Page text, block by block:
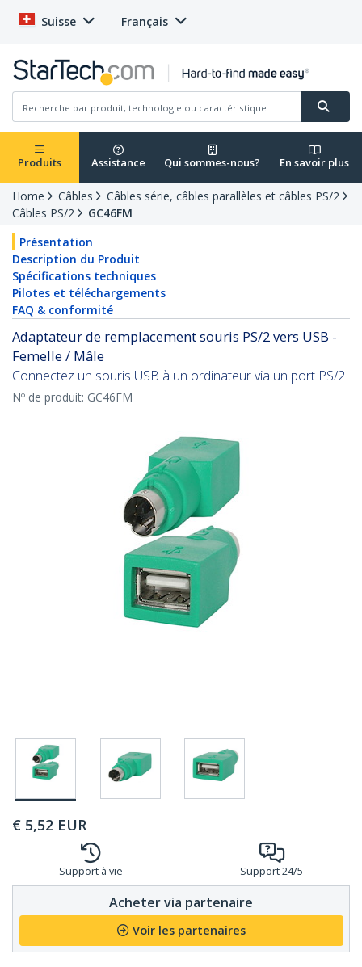
Suisse Français
Produits Assistance Qui sommes-nous? En savoir plus
Home Câbles
Câbles série, câbles parallèles et câbles PS/2
Câbles PS/2
GC46FM
Présentation
Description du Produit
Spécifications techniques
Pilotes et téléchargements
FAQ & conformité
Adaptateur de remplacement souris PS/2 vers USB -
Femelle / Mâle
Connectez un souris USB à un ordinateur via un port PS/2
Nº de produit: GC46FM
€ 5,52 EUR
Support à vie Support 24/5
Acheter via partenaire
Voir les partenaires